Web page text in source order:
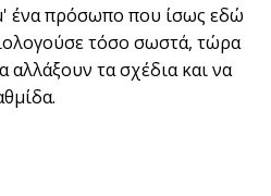
ένα πρόσωπο που ίσως εδώ
τόσο σωστά, τώρα
αλλάξουν τα σχέδια και να